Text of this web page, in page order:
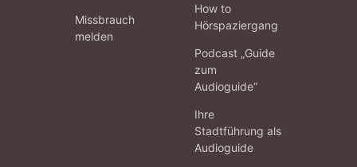
Missbrauch
melden
How to
Hörspaziergang
Podcast „Guide
zum
Audioguide“
Ihre
Stadtführung als
Audioguide